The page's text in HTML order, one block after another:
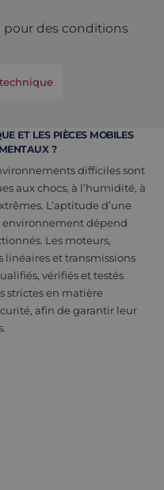
pour des conditions
ET LES PIÈCES MOBILES
?
difficiles sont
aux chocs, à l’humidité, à
L’aptitude d’une
environnement dépend
Les moteurs,
linéaires et transmissions
vérifiés et testés
strictes en matière
afin de garantir leur